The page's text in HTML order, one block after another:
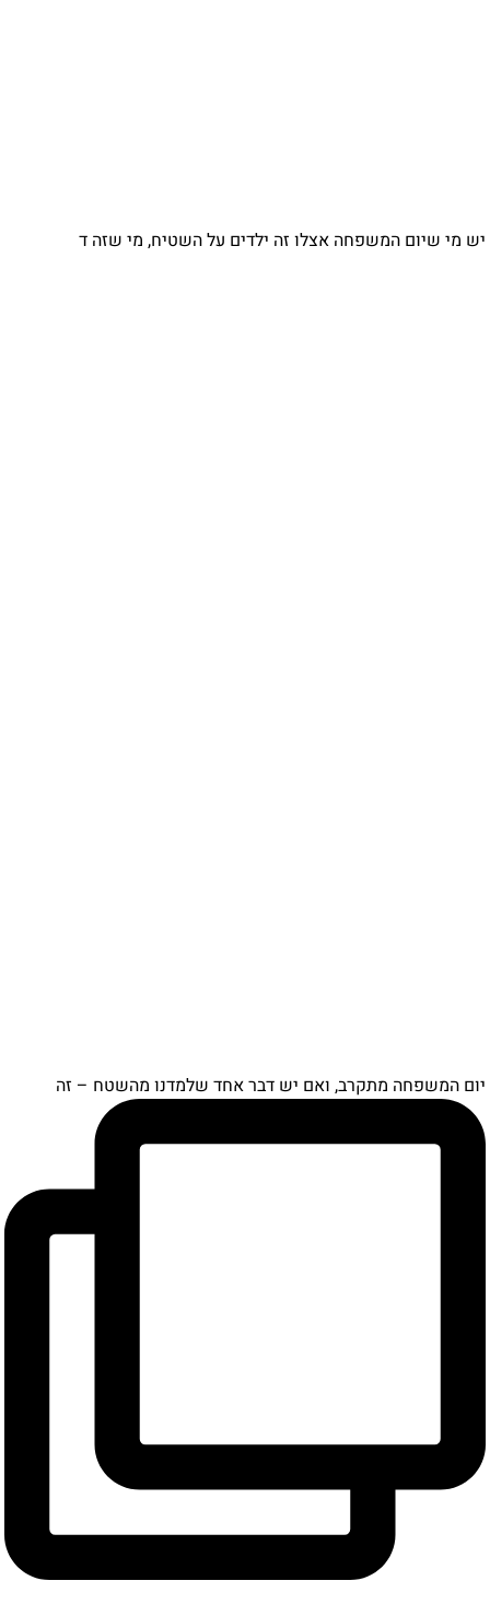
מי שיום המשפחה אצלו זה ילדים על השטיח, מי שזה ד
המשפחה מתקרב, ואם יש דבר אחד שלמדנו מהשטח – זה